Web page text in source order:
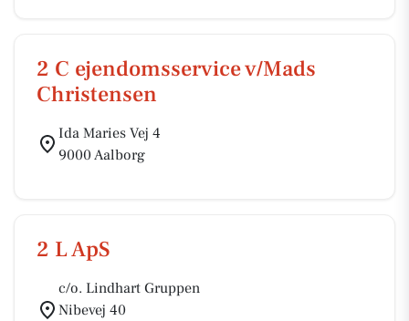
2 C ejendomsservice v/Mads
Christensen
Ida Maries Vej 4
9000 Aalborg
2 L ApS
c/o. Lindhart Gruppen
Nibevej 40